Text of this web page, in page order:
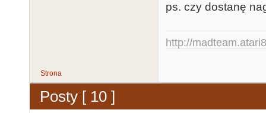
ps. czy dostanę
http://
Strona
Posty [ 10 ]